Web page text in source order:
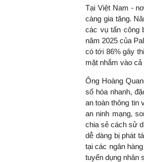
Tại Việt Nam -
càng gia tăng.
các vụ tấn công
năm 2025 của
có tới 86% gây
mặt nhắm vào cả
Ông Hoàng
số hóa nhanh,
an toàn thông tin
an ninh mạng,
chia sẻ cách sử
dễ dàng bị phát
tại các ngân
tuyển dụng nhân